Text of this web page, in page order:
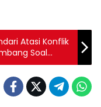
Atasi Konflik
Soal